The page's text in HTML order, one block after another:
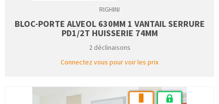
RIGHINI
BLOC-PORTE ALVEOL 630MM 1 VANTAIL SERRURE
PD1/2T HUISSERIE 74MM
2 déclinaisons
Connectez vous pour voir les prix